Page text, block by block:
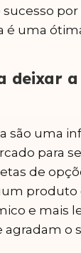
uma
deixar
são uma
para
de
produto
e mais
o